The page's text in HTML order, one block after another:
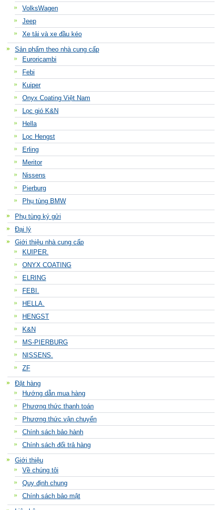
VolksWagen
Jeep
Xe tải và xe đầu kéo
Sản phẩm theo nhà cung cấp
Euroricambi
Febi
Kuiper
Onyx Coating Việt Nam
Lọc gió K&N
Hella
Lọc Hengst
Erling
Meritor
Nissens
Pierburg
Phụ tùng BMW
Phụ tùng ký gửi
Đại lý
Giới thiệu nhà cung cấp
KUIPER.
ONYX COATING
ELRING
FEBI.
HELLA.
HENGST
K&N
MS-PIERBURG
NISSENS.
ZF
Đặt hàng
Hướng dẫn mua hàng
Phương thức thanh toán
Phương thức vận chuyển
Chính sách bảo hành
Chính sách đổi trả hàng
Giới thiệu
Về chúng tôi
Quy định chung
Chính sách bảo mật